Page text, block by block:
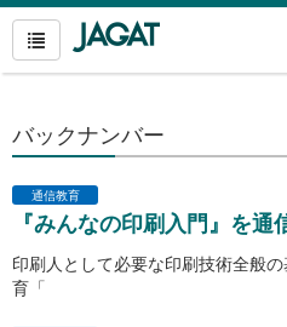
バックナンバー
通信教育
『みんなの印刷入門』を通
印刷人として必要な印刷技術全般
育「